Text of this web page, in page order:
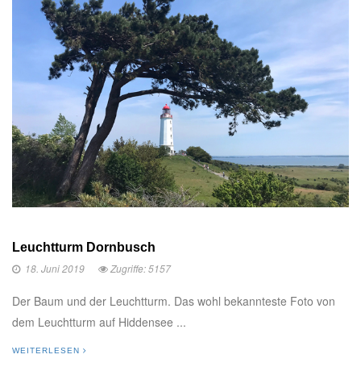
Leuchtturm Dornbusch
18. Juni 2019
Zugriffe: 5157
Der Baum und der Leuchtturm. Das wohl bekannteste Foto von
dem Leuchtturm auf Hiddensee ...
WEITERLESEN